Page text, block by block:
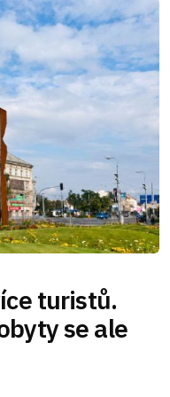
turistů.
se ale